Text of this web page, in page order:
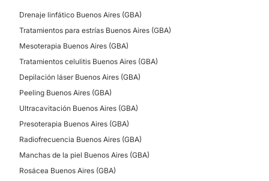
Drenaje linfático Buenos Aires (GBA)
Tratamientos para estrías Buenos Aires (GBA)
Mesoterapia Buenos Aires (GBA)
Tratamientos celulitis Buenos Aires (GBA)
Depilación láser Buenos Aires (GBA)
Peeling Buenos Aires (GBA)
Ultracavitación Buenos Aires (GBA)
Presoterapia Buenos Aires (GBA)
Radiofrecuencia Buenos Aires (GBA)
Manchas de la piel Buenos Aires (GBA)
Rosácea Buenos Aires (GBA)